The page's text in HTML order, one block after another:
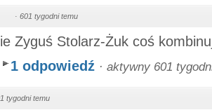
· 601 tygodni temu
Zyguś Stolarz-Żuk coś
1 odpowiedź · aktywny 601
tygodni temu